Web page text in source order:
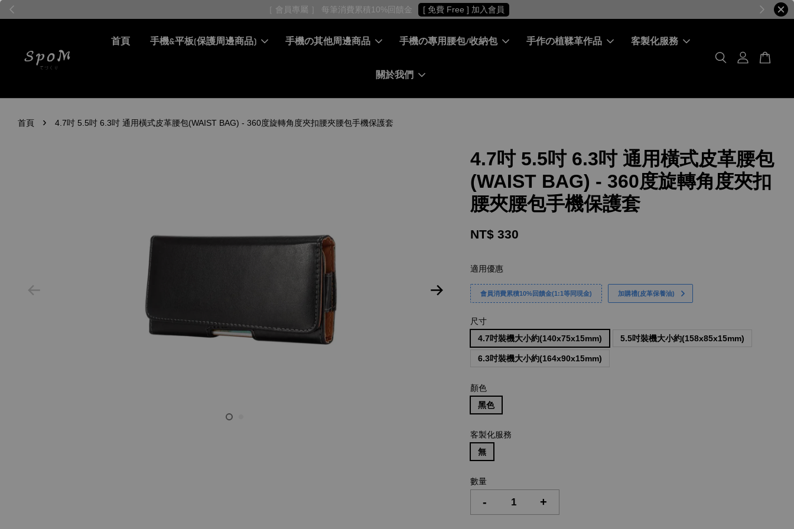
［ 會員專屬 ］ 每筆消費累積10%回饋金 [ 免費 Free ] 加入會員
首頁 手機&平板(保護周邊商品) 手機の其他周邊商品 手機の專用腰包/收納包 手作の植鞣革作品 客製化服務
關於我們
首頁 › 4.7吋 5.5吋 6.3吋 通用橫式皮革腰包(WAIST BAG) - 360度旋轉角度夾扣腰夾腰包手機保護套
4.7吋 5.5吋 6.3吋 通用橫式皮革腰包
(WAIST BAG) - 360度旋轉角度夾扣
腰夾腰包手機保護套
NT$ 330
適用優惠
會員消費累積10%回饋金(1:1等同現金) 加購禮(皮革保養油)
尺寸
4.7吋裝機大小約(140x75x15mm)
5.5吋裝機大小約(158x85x15mm)
6.3吋裝機大小約(164x90x15mm)
顏色
黑色
客製化服務
無
數量
- +